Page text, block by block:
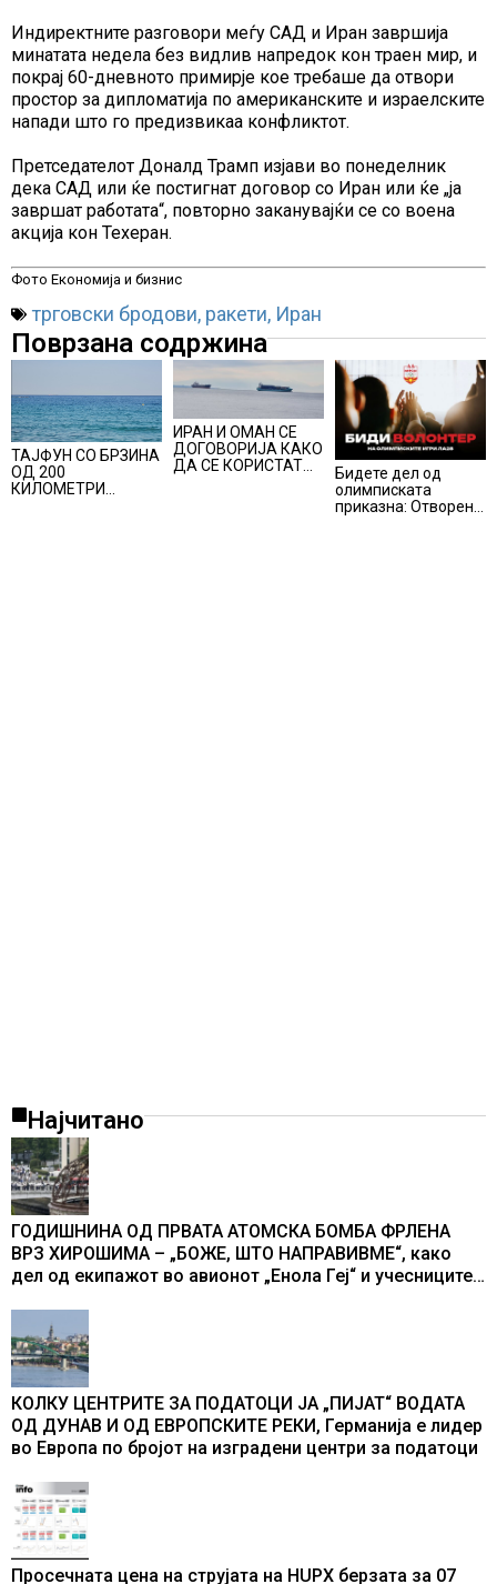
Индиректните разговори меѓу САД и Иран завршија
минатата недела без видлив напредок кон траен мир, и
покрај 60-дневното примирје кое требаше да отвори
простор за дипломатија по американските и израелските
напади што го предизвикаа конфликтот.
Претседателот Доналд Трамп изјави во понеделник
дека САД или ќе постигнат договор со Иран или ќе „ја
завршат работата“, повторно заканувајќи се со воена
акција кон Техеран.
Фото Економија и бизнис
трговски бродови, ракети, Иран
Поврзана содржина
ТАЈФУН СО БРЗИНА
ОД 200
КИЛОМЕТРИ
ИРАН И ОМАН СЕ
ДОГОВОРИЈА КАКО
ДА СЕ КОРИСТАТ
Бидете дел од
олимписката
приказна: Отворени
Најчитано
ГОДИШНИНА ОД ПРВАТА АТОМСКА БОМБА ФРЛЕНА
ВРЗ ХИРОШИМА – „БОЖЕ, ШТО НАПРАВИВМЕ“, како
дел од екипажот во авионот „Енола Геј“ и учесниците
промени текот на историјата
КОЛКУ ЦЕНТРИТЕ ЗА ПОДАТОЦИ ЈА „ПИЈАТ“ ВОДАТА
ОД ДУНАВ И ОД ЕВРОПСКИТЕ РЕКИ, Германија е лидер
во Европа по бројот на изградени центри за податоци
Просечната цена на струјата на HUPX берзата за 07